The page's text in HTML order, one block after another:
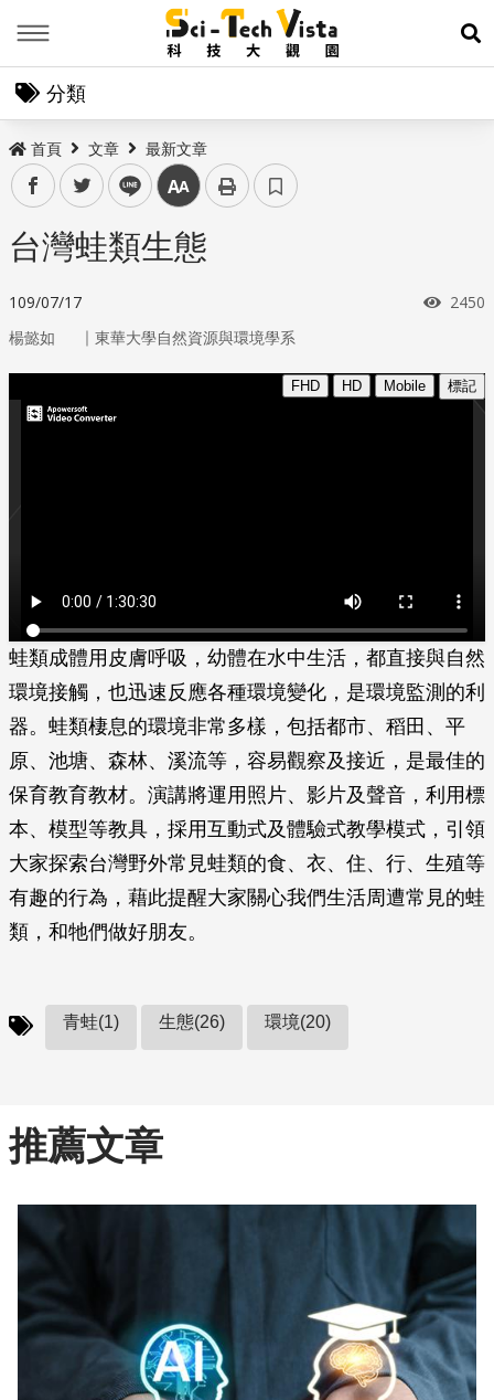
展
分類
首頁 文章 最新文章
facebooktwitter line 中
台灣蛙類生態
109/07/17 瀏覽
2450
楊懿如 ｜ 東華大學自然資源與環境學系
蛙類成體用皮膚呼吸，幼體在水中生活，都直接與自然
環境接觸，也迅速反應各種環境變化，是環境監測的利
器。蛙類棲息的環境非常多樣，包括都市、稻田、平
原、池塘、森林、溪流等，容易觀察及接近，是最佳的
保育教育教材。演講將運用照片、影片及聲音，利用標
本、模型等教具，採用互動式及體驗式教學模式，引領
大家探索台灣野外常見蛙類的食、衣、住、行、生殖等
有趣的行為，藉此提醒大家關心我們生活周遭常見的蛙
類，和牠們做好朋友。
青蛙(1) 生態(26) 環境(20)
推薦文章